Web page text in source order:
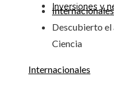
Inversiones y
Internacionales
Descubierto el
Ciencia
Internacionales